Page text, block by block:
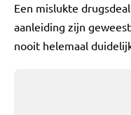
Een mislukte
aanleiding zijn
nooit helemaal